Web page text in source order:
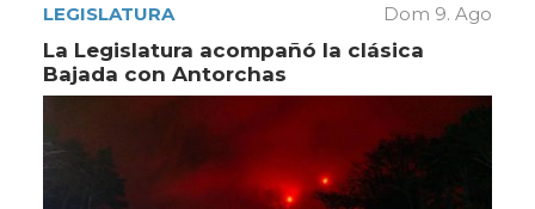
LEGISLATURA Dom 9. Ago
La Legislatura acompañó la clásica
Bajada con Antorchas